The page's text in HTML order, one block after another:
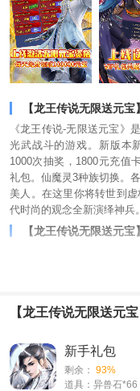
【龙王传说无限送元
《龙王传说-无限送元宝》
光武战斗的游戏。新版本
1000次抽奖，1800元充值
礼包。仙魔灵3种族切换。
美人。在这里你将转世到
代时尚的观念全新演绎神兵。
【龙王传说无限送元
-上线送GM2，铜钱
-充值比例1:5000，打开VIP
-上线即可激活无限元宝资
-输入礼包码VIP888直接获
-七天登录免费领取275000
【龙王传说无限送元
新手礼包
剩余： 93%
道具：异兽石